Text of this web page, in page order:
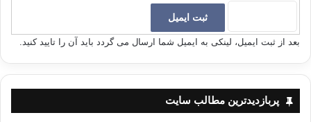
بعد از ثبت ایمیل، لینکی به ایمیل شما ارسال می گردد باید آن را تایید کنید.
پربازدیدترین مطالب سایت